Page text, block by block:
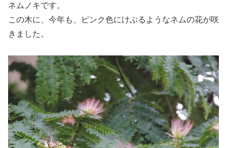
ネムノキです。
この木に、今年も、ピンク色にけぶるようなネムの花が咲
きました。